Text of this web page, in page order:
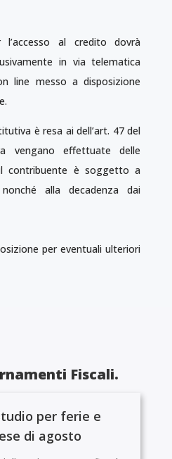
l’accesso al credito dovrà
in via telematica
line messo a disposizione
è resa ai dell’art. 47 del
vengano effettuate delle
contribuente è soggetto a
alla decadenza dai
per eventuali ulteriori
Fiscali.
per ferie e
di agosto